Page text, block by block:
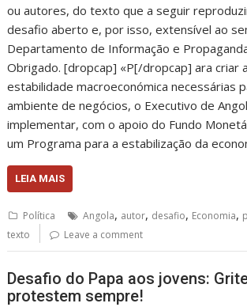
ou autores, do texto que a seguir
desafio aberto e, por isso, extensível ao
Departamento de Informação e
Obrigado. [dropcap] «P[/dropcap] ara criar
estabilidade macroeconómica necessárias
ambiente de negócios, o Executivo de
implementar, com o apoio do Fundo
um Programa para a estabilização da
LEIA MAIS
Política Angola, autor, desafio, Economia,
texto Leave a comment
Desafio do Papa aos jovens:
protestem sempre!